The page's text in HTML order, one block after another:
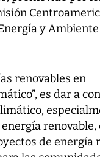
y
renovables en
es dar a
renovable,
de energía